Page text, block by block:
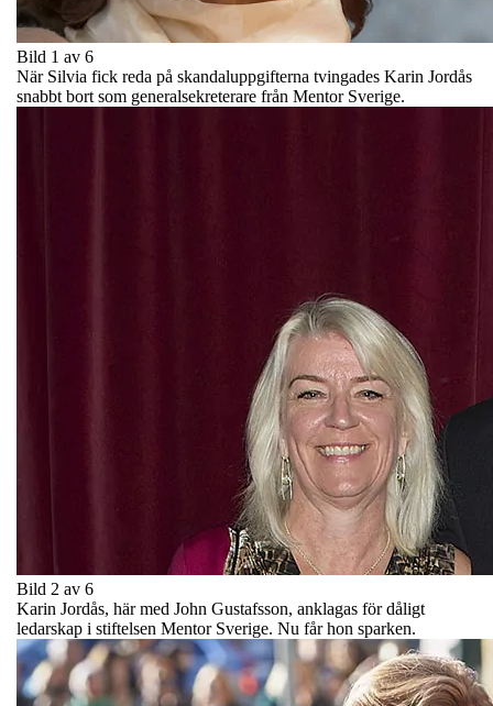
Bild 1 av 6
När Silvia fick reda på skandaluppgifterna tvingades Karin Jordås
snabbt bort som generalsekreterare från Mentor Sverige.
Bild 2 av 6
Karin Jordås, här med John Gustafsson, anklagas för dåligt
ledarskap i stiftelsen Mentor Sverige. Nu får hon sparken.